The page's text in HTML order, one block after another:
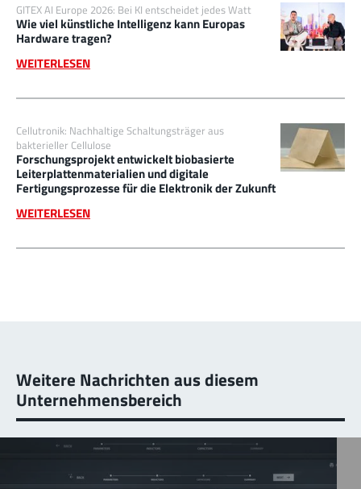
GITEX AI Europe 2026: Bei KI entscheidet jedes Watt
Wie viel künstliche Intelligenz kann Europas
Hardware tragen?
WEITERLESEN
Cellutronik: Nachhaltige Schaltungsträger aus
bakterieller Cellulose
Forschungsprojekt entwickelt biobasierte
Leiterplattenmaterialien und digitale
Fertigungsprozesse für die Elektronik der Zukunft
WEITERLESEN
Weitere Nachrichten aus diesem
Unternehmensbereich